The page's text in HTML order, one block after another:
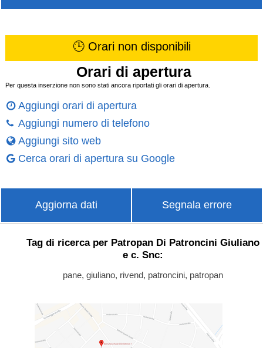
🕒 Orari non disponibili
Orari di apertura
Per questa inserzione non sono stati ancora riportati gli orari di apertura.
Aggiungi orari di apertura
Aggiungi numero di telefono
Aggiungi sito web
Cerca orari di apertura su Google
Aggiorna dati Segnala errore
Tag di ricerca per Patropan Di Patroncini Giuliano
e c. Snc:
pane, giuliano, rivend, patroncini, patropan